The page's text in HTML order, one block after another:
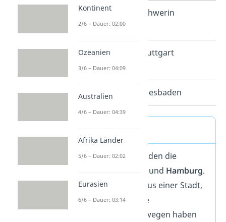
Mecklenburg-
Vorpommern
Schwerin
Baden-
Württemberg
Stuttgart
Hessen Wiesbaden
Eine Besonderheit bilden die
und Hamburg.
Sie bestehen je nur aus einer Stadt,
sind also sogenannte
”. Deswegen haben
Kontinent
2/6 – Dauer: 02:00
Ozeanien
3/6 – Dauer: 04:09
Australien
4/6 – Dauer: 04:39
Afrika Länder
5/6 – Dauer: 02:02
Eurasien
6/6 – Dauer: 03:14